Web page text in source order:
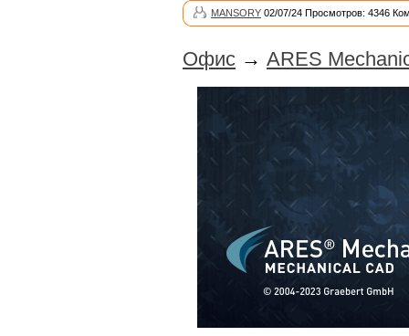
MANSORY 02/07/24 Просмотров: 4346
Офис → ARES